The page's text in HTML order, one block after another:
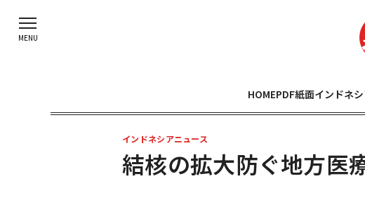
HOMEPDF紙面インドネ
インドネシアニュース
結核の拡大防ぐ地方医